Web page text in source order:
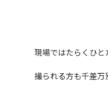
現場ではたらくひと
撮られる方も千差万